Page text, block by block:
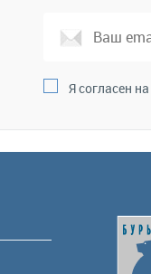
Я согласен на